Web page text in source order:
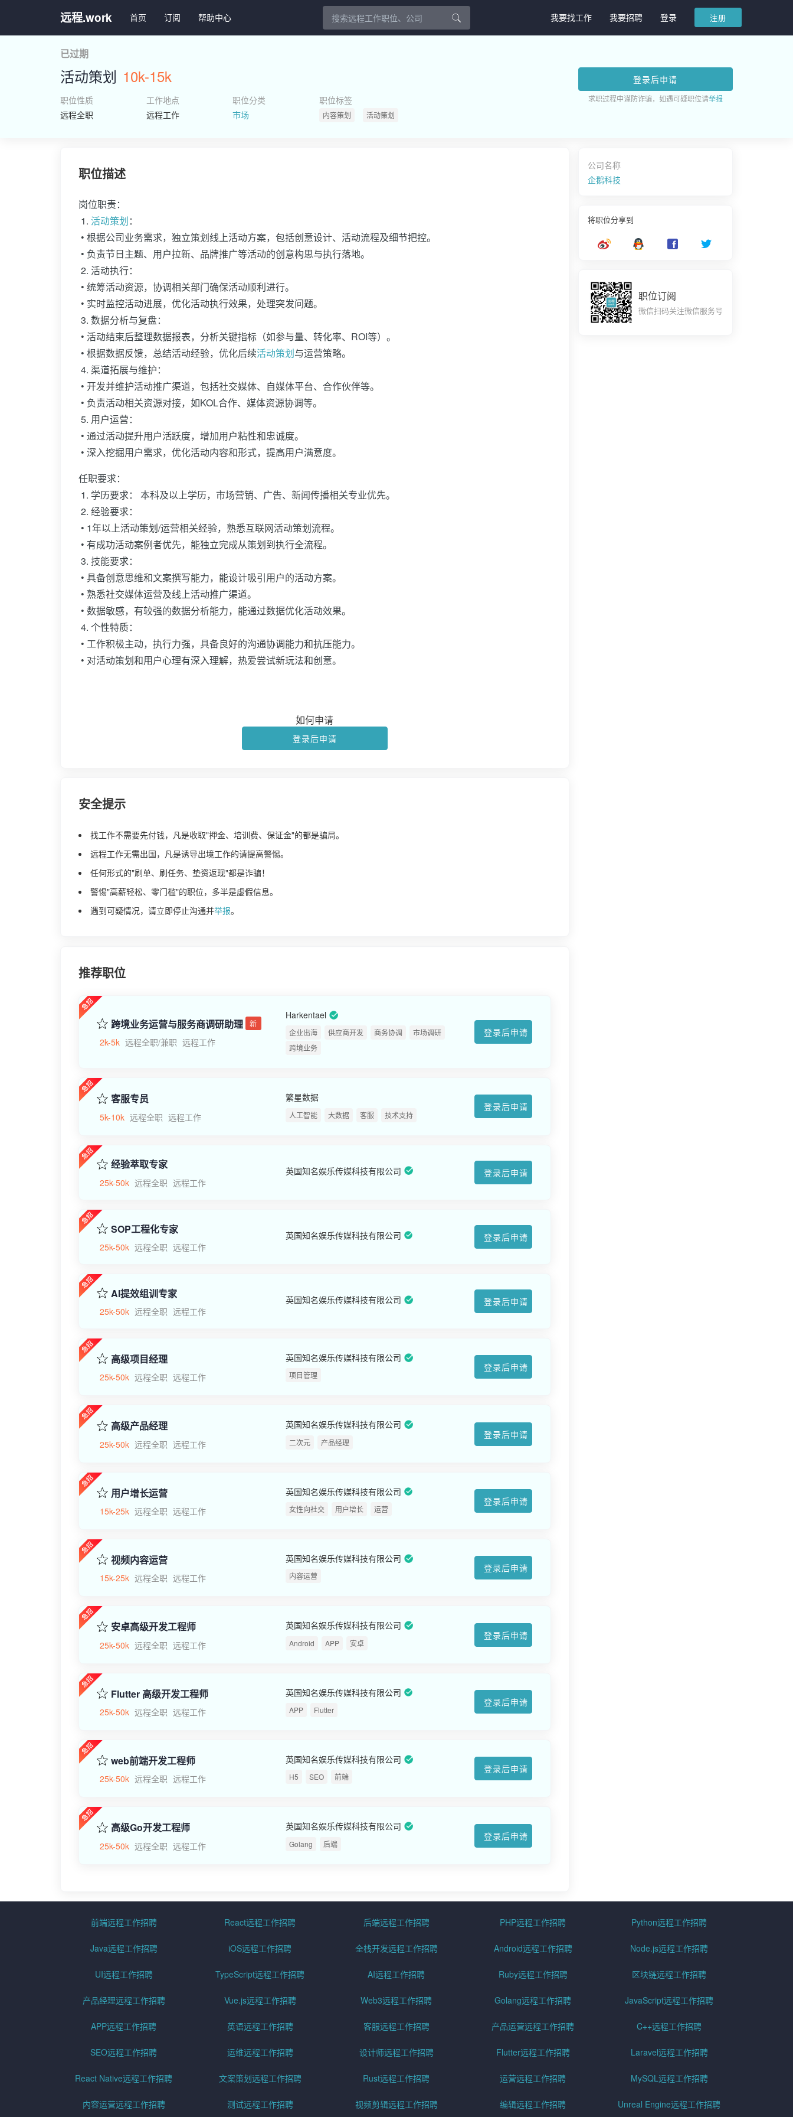
远程.work 首页 订阅 帮助中心 我要找工作 我要招聘 登录 注册
已过期
活动策划 10k-15k
职位性质
远程全职
工作地点
远程工作
职位分类
市场
职位标签
内容策划 活动策划
登录后申请
求职过程中谨防诈骗，如遇可疑职位请举报
职位描述
岗位职责：
1. 活动策划：
• 根据公司业务需求，独立策划线上活动方案，包括创意设计、活动流程及细节把控。
• 负责节日主题、用户拉新、品牌推广等活动的创意构思与执行落地。
2. 活动执行：
• 统筹活动资源，协调相关部门确保活动顺利进行。
• 实时监控活动进展，优化活动执行效果，处理突发问题。
3. 数据分析与复盘：
• 活动结束后整理数据报表，分析关键指标（如参与量、转化率、ROI等）。
• 根据数据反馈，总结活动经验，优化后续活动策划与运营策略。
4. 渠道拓展与维护：
• 开发并维护活动推广渠道，包括社交媒体、自媒体平台、合作伙伴等。
• 负责活动相关资源对接，如KOL合作、媒体资源协调等。
5. 用户运营：
• 通过活动提升用户活跃度，增加用户粘性和忠诚度。
• 深入挖掘用户需求，优化活动内容和形式，提高用户满意度。
任职要求：
1. 学历要求： 本科及以上学历，市场营销、广告、新闻传播相关专业优先。
2. 经验要求：
• 1年以上活动策划/运营相关经验，熟悉互联网活动策划流程。
• 有成功活动案例者优先，能独立完成从策划到执行全流程。
3. 技能要求：
• 具备创意思维和文案撰写能力，能设计吸引用户的活动方案。
• 熟悉社交媒体运营及线上活动推广渠道。
• 数据敏感，有较强的数据分析能力，能通过数据优化活动效果。
4. 个性特质：
• 工作积极主动，执行力强，具备良好的沟通协调能力和抗压能力。
• 对活动策划和用户心理有深入理解，热爱尝试新玩法和创意。
如何申请
登录后申请
安全提示
找工作不需要先付钱，凡是收取"押金、培训费、保证金"的都是骗局。
远程工作无需出国，凡是诱导出境工作的请提高警惕。
任何形式的"刷单、刷任务、垫资返现"都是诈骗！
警惕"高薪轻松、零门槛"的职位，多半是虚假信息。
遇到可疑情况，请立即停止沟通并举报。
推荐职位
跨境业务运营与服务商调研助理 新
2k-5k 远程全职/兼职 远程工作
Harkentael
企业出海 供应商开发 商务协调
市场调研
跨境业务
登录后申请
客服专员
5k-10k 远程全职 远程工作
繁星数据
人工智能 大数据 客服 技术支持
登录后申请
经验萃取专家
25k-50k 远程全职 远程工作
英国知名娱乐传媒科技有限公司 登录后申请
SOP工程化专家
25k-50k 远程全职 远程工作
英国知名娱乐传媒科技有限公司 登录后申请
AI提效组训专家
25k-50k 远程全职 远程工作
英国知名娱乐传媒科技有限公司 登录后申请
高级项目经理
25k-50k 远程全职 远程工作
英国知名娱乐传媒科技有限公司
项目管理
登录后申请
高级产品经理
25k-50k 远程全职 远程工作
英国知名娱乐传媒科技有限公司
二次元 产品经理
登录后申请
用户增长运营
15k-25k 远程全职 远程工作
英国知名娱乐传媒科技有限公司
女性向社交 用户增长 运营
登录后申请
视频内容运营
15k-25k 远程全职 远程工作
英国知名娱乐传媒科技有限公司
内容运营
登录后申请
安卓高级开发工程师
25k-50k 远程全职 远程工作
英国知名娱乐传媒科技有限公司
Android APP 安卓
登录后申请
Flutter 高级开发工程师
25k-50k 远程全职 远程工作
英国知名娱乐传媒科技有限公司
APP Flutter
登录后申请
web前端开发工程师
25k-50k 远程全职 远程工作
英国知名娱乐传媒科技有限公司
H5 SEO 前端
登录后申请
高级Go开发工程师
25k-50k 远程全职 远程工作
英国知名娱乐传媒科技有限公司
Golang 后端
登录后申请
公司名称
企鹅科技
将职位分享到
职位订阅
微信扫码关注微信服务号
前端远程工作招聘 React远程工作招聘 后端远程工作招聘 PHP远程工作招聘 Python远程工作招聘
Java远程工作招聘 iOS远程工作招聘 全栈开发远程工作招聘 Android远程工作招聘 Node.js远程工作招聘
UI远程工作招聘 TypeScript远程工作招聘 AI远程工作招聘 Ruby远程工作招聘 区块链远程工作招聘
产品经理远程工作招聘 Vue.js远程工作招聘 Web3远程工作招聘 Golang远程工作招聘 JavaScript远程工作招聘
APP远程工作招聘 英语远程工作招聘 客服远程工作招聘 产品运营远程工作招聘 C++远程工作招聘
SEO远程工作招聘 运维远程工作招聘 设计师远程工作招聘 Flutter远程工作招聘 Laravel远程工作招聘
React Native远程工作招聘 文案策划远程工作招聘 Rust远程工作招聘 运营远程工作招聘 MySQL远程工作招聘
内容运营远程工作招聘 测试远程工作招聘 视频剪辑远程工作招聘 编辑远程工作招聘 Unreal Engine远程工作招聘